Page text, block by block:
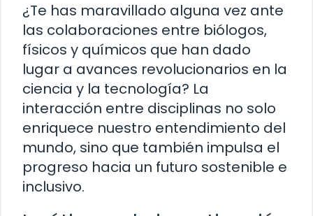
¿Te has maravillado alguna vez ante
las colaboraciones entre biólogos,
físicos y químicos que han dado
lugar a avances revolucionarios en la
ciencia y la tecnología? La
interacción entre disciplinas no solo
enriquece nuestro entendimiento del
mundo, sino que también impulsa el
progreso hacia un futuro sostenible e
inclusivo.